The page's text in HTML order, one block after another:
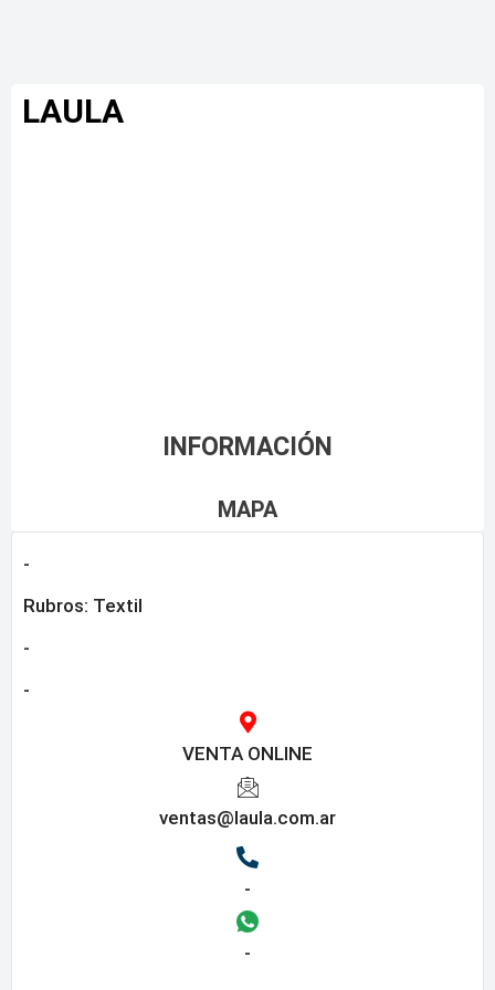
LAULA
INFORMACIÓN
MAPA
-
Rubros: Textil
-
-
VENTA ONLINE
ventas@laula.com.ar
-
-